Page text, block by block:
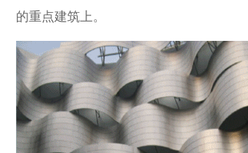
的重点建筑上。